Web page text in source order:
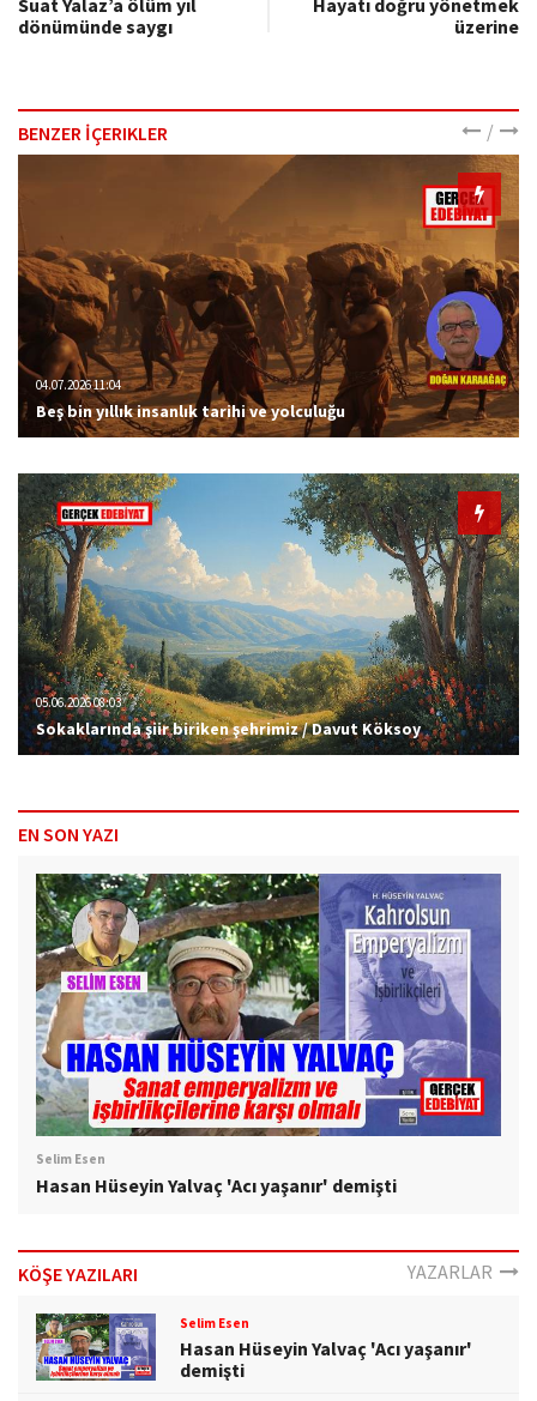
Suat Yalaz’a ölüm yıl
dönümünde saygı
Hayatı doğru yönetmek
üzerine
BENZER İÇERIKLER /
04.07.2026 11:04
Beş bin yıllık insanlık tarihi ve yolculuğu
05.06.2026 08:03
Sokaklarında şiir biriken şehrimiz / Davut Köksoy
EN SON YAZI
Selim Esen
Hasan Hüseyin Yalvaç 'Acı yaşanır' demişti
KÖŞE YAZILARI YAZARLAR
Selim Esen
Hasan Hüseyin Yalvaç 'Acı yaşanır'
demişti